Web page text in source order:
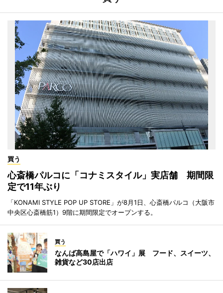
買う
心斎橋パルコに「コナミスタイル」実店舗 期間限
定で11年ぶり
「KONAMI STYLE POP UP STORE」が8月1日、心斎橋パルコ（大阪市
中央区心斎橋筋1）9階に期間限定でオープンする。
買う
なんば高島屋で「ハワイ」展 フード、スイーツ、
雑貨など30店出店